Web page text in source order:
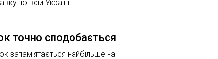
по всій Україні
точно сподобається
запам'ятається найбільше на